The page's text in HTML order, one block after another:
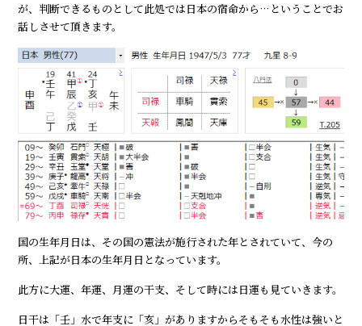
が、判断できるものとして此処では日本の宿命から…ということでお
話しさせて頂きます。
国の生年月日は、その国の憲法が施行された年とされていて、今の
所、上記が日本の生年月日となっています。
此方に大運、年運、月運の干支、そして時には日運も見ていきます。
日干は「壬」水で年支に「亥」がありますからそもそも水性は強いと